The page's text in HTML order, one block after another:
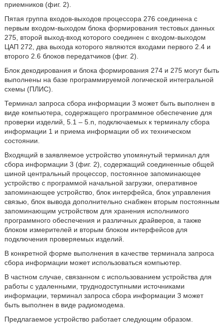
приемников (фиг. 2).
Пятая группа входов-выходов процессора 276 соединена с
первым входом-выходом блока формирования тестовых данных
275, второй выход-вход которого соединен с входом-выходом
ЦАП 272, два выхода которого являются входами первого 2.4 и
второго 2.6 блоков передатчиков (фиг. 2).
Блок декодирования и блока формирования 274 и 275 могут быть
выполнены на базе программируемой логической интегральной
схемы (ПЛИС).
Терминал запроса сбора информации 3 может быть выполнен в
виде компьютера, содержащего программное обеспечение для
проверки изделий, 5.1 – 5.n, подключаемых к терминалу сбора
информации 1 и приема информации об их техническом
состоянии.
Входящий в заявляемое устройство упомянутый терминал для
сбора информации 3 (фиг. 2), содержащий соединенные общей
шиной центральный процессор, постоянное запоминающее
устройство с программой начальной загрузки, оперативное
запоминающее устройство, блок интерфейса, блок управления
связью, блок вывода дополнительно снабжен вторым постоянным
запоминающим устройством для хранения исполнимого
программного обеспечения и различных драйверов, а также
блоком измерителей и вторым блоком интерфейсов для
подключения проверяемых изделий.
В конкретной форме выполнения в качестве терминала запроса
сбора информации может использоваться компьютер.
В частном случае, связанном с использованием устройства для
работы с удаленными, труднодоступными источниками
информации, терминал запроса сбора информации 3 может
быть выполнен в виде радиомодема.
Предлагаемое устройство работает следующим образом.